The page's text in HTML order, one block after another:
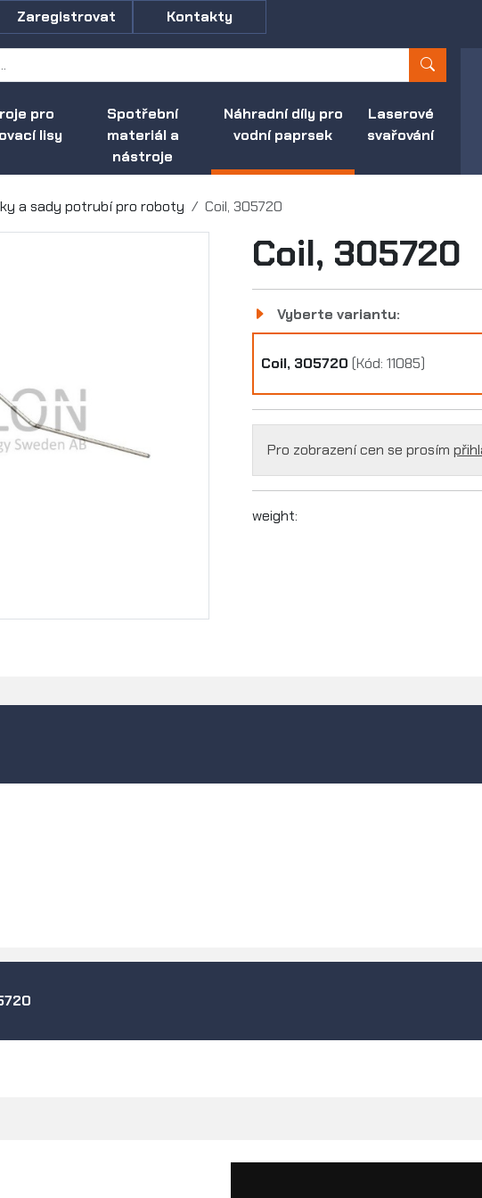
pro
lisy
Spotřební
materiál a
nástroje
Náhradní díly pro
vodní paprsek
Laserové
svařování
Zaregistrovat Kontakty
a sady potrubí pro roboty Coil, 305720
Coil, 305720
Vyberte variantu:
Coil, 305720 (Kód: 11085)
Pro zobrazení cen se prosím
weight: